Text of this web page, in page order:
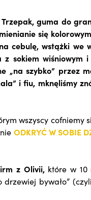
guma do
się
cebulę, wstążki we
sokiem wiśniowym i
„na szybko” przez
i fiu, mknęliśmy
wszyscy cofniemy
ODKRYĆ W SOBIE
z Olivii,które w 10
bywało”